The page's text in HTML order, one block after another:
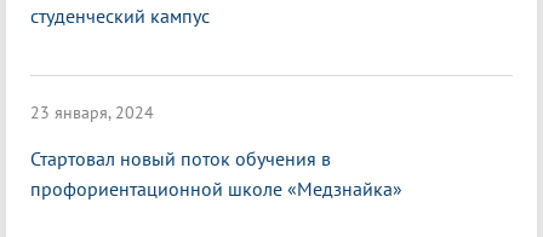
студенческий кампус
23 января, 2024
Стартовал новый поток обучения в
профориентационной школе «Медзнайка»